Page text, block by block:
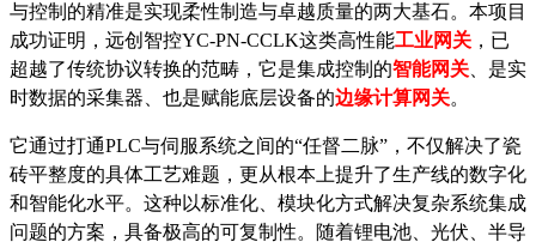
与控制的精准是实现柔性制造与卓越质量的两大基石。本项目
成功证明， 远创智控YC-PN-CCLK这类高性能工业网关 ，已
超越了传统协议转换的范畴，它是集成控制的智能网关 、是实
时数据的采集器、也是赋能底层设备的边缘计算网关。
它通过打通PLC与伺服系统之间的“任督二脉”，不仅解决了瓷
砖平整度的具体工艺难题，更从根本上提升了生产线的数字化
和智能化水平。这种以标准化、模块化方式解决复杂系统集成
问题的方案，具备极高的可复制性。随着锂电池、光伏、半导